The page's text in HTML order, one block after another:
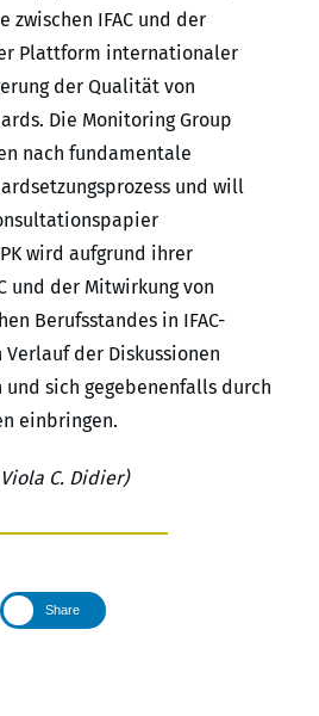
zwischen IFAC und der
Plattform internationaler
der Qualität von
Die Monitoring Group
nach fundamentale
und will
wird aufgrund ihrer
und der Mitwirkung von
Berufsstandes in IFAC-
der Diskussionen
sich gegebenenfalls durch
einbringen.
C. Didier)
Share